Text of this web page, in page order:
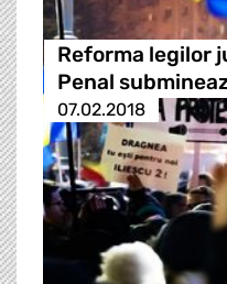
Reforma legilor
Penal
07.02.2018